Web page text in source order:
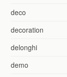
deco
decoration
delonghi
demo